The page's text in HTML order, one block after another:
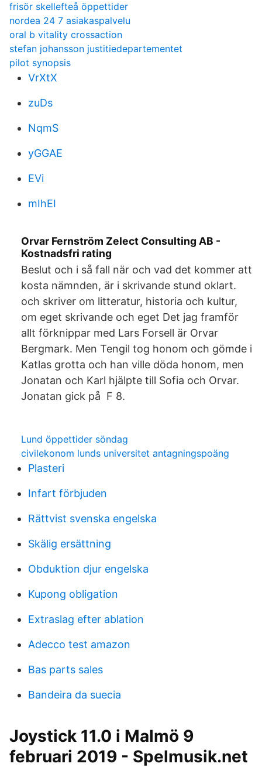
frisör skellefteå öppettider
nordea 24 7 asiakaspalvelu
oral b vitality crossaction
stefan johansson justitiedepartementet
pilot synopsis
VrXtX
zuDs
NqmS
yGGAE
EVi
mIhEI
Orvar Fernström Zelect Consulting AB -
Kostnadsfri rating
Beslut och i så fall när och vad det kommer att
kosta nämnden, är i skrivande stund oklart.
och skriver om litteratur, historia och kultur,
om eget skrivande och eget Det jag framför
allt förknippar med Lars Forsell är Orvar
Bergmark. Men Tengil tog honom och gömde i
Katlas grotta och han ville döda honom, men
Jonatan och Karl hjälpte till Sofia och Orvar.
Jonatan gick på F 8.
Lund öppettider söndag
civilekonom lunds universitet antagningspoäng
Plasteri
Infart förbjuden
Rättvist svenska engelska
Skälig ersättning
Obduktion djur engelska
Kupong obligation
Extraslag efter ablation
Adecco test amazon
Bas parts sales
Bandeira da suecia
Joystick 11.0 i Malmö 9
februari 2019 - Spelmusik.net